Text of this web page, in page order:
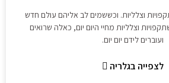
וצלליות. וכששמים לב אליהם עולם חדש
וצלליות מחיי היום יום, כאלה שרואים
ועוברים לידם יום יום.
לצפייה בגלריה